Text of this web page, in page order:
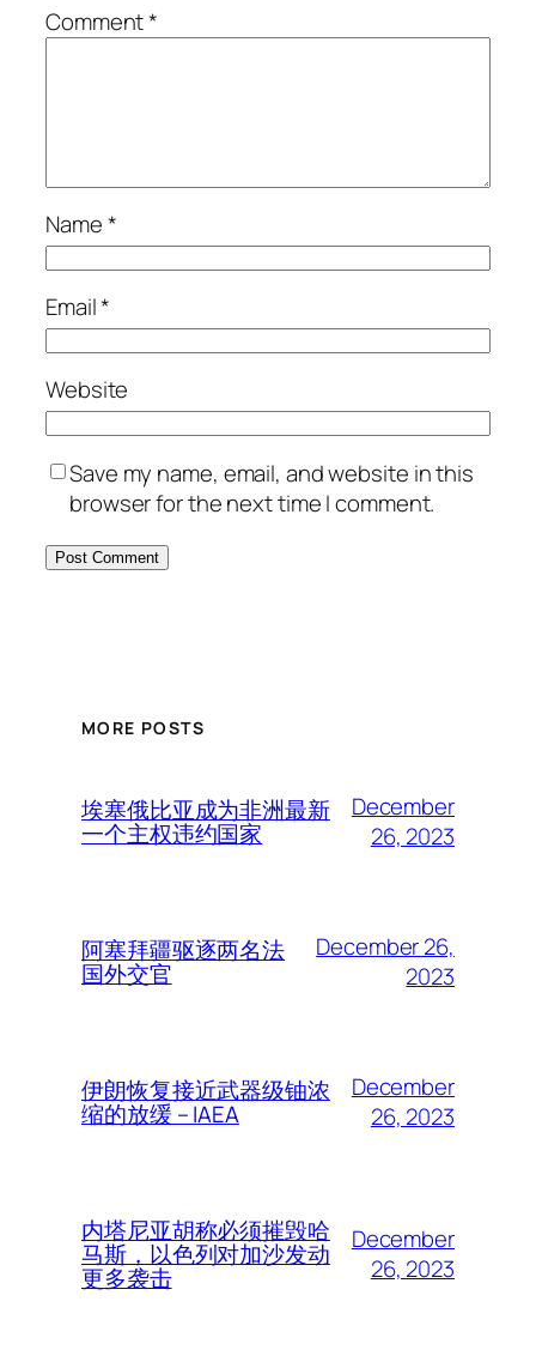
Comment*
Name*
Email*
Website
Save my name, email, and website in this
browser for the next time I comment.
MORE POSTS
埃塞俄比亚成为非洲最新
一个主权违约国家
December
26, 2023
阿塞拜疆驱逐两名法
国外交官
December 26,
2023
伊朗恢复接近武器级铀浓
缩的放缓 – IAEA
December
26, 2023
内塔尼亚胡称必须摧毁哈
马斯，以色列对加沙发动
更多袭击
December
26, 2023